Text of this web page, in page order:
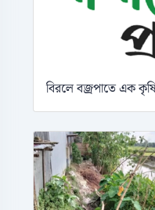
বিরলে বজ্রপাতে এক